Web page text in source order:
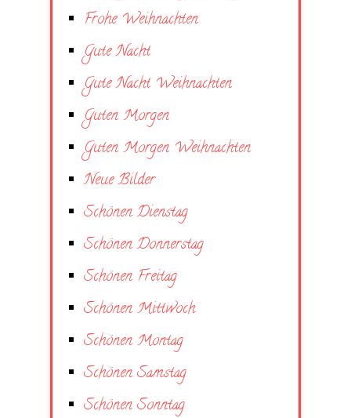
Frohe Weihnachten
Gute Nacht
Gute Nacht Weihnachten
Guten Morgen
Guten Morgen Weihnachten
Neue Bilder
Schönen Dienstag
Schönen Donnerstag
Schönen Freitag
Schönen Mittwoch
Schönen Montag
Schönen Samstag
Schönen Sonntag